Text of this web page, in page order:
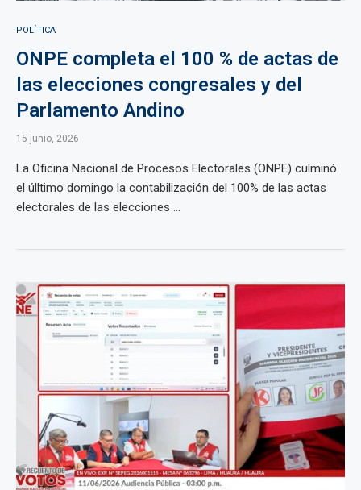
POLÍTICA
ONPE completa el 100 % de actas de
las elecciones congresales y del
Parlamento Andino
15 junio, 2026
La Oficina Nacional de Procesos Electorales (ONPE) culminó
el úlltimo domingo la contabilización del 100% de las actas
electorales de las elecciones ...